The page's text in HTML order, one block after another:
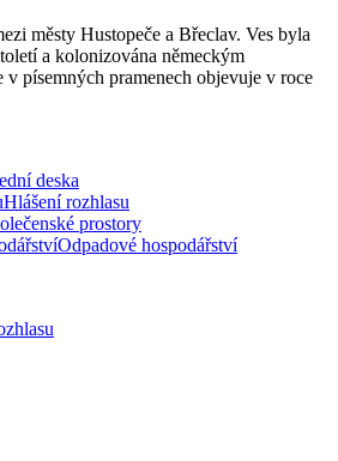
městy Hustopeče a Břeclav. Ves byla
a kolonizována německým
v písemných pramenech objevuje v roce
deska
Hlášení rozhlasu
prostory
Odpadové hospodářství